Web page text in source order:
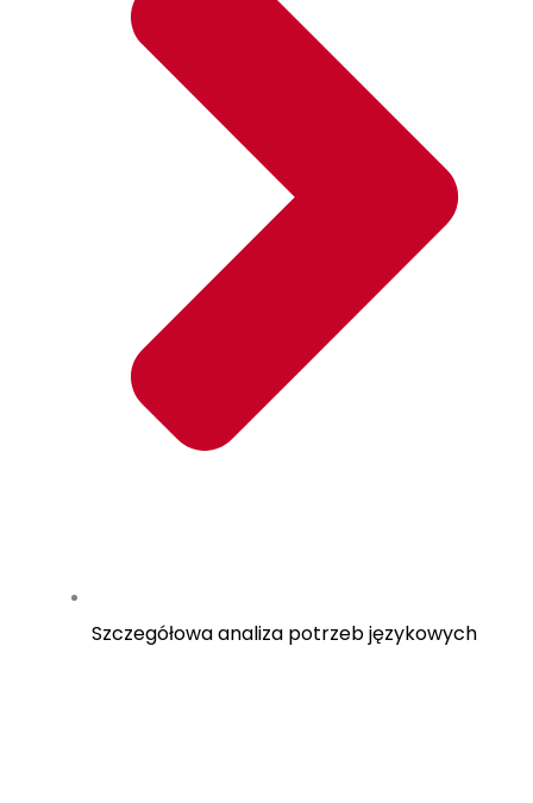
Szczegółowa analiza potrzeb językowych